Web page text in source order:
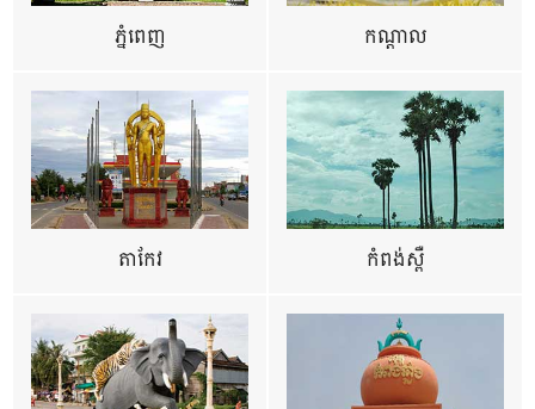
ភ្នំពេញ កណ្តាល
តាកែវ កំពង់ស្ពឺ